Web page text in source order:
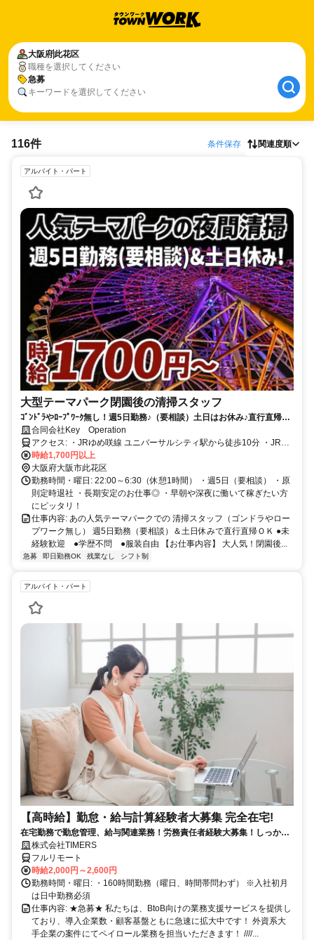
大阪府此花区
職種を選択してください
急募
キーワードを選択してください
116件 条件保存 関連度順
アルバイト・パート
大型テーマパーク閉園後の清掃スタッフ
ｺﾞﾝﾄﾞﾗやﾛｰﾌﾟﾜｰｸ無し！週5日勤務♪（要相談）土日はお休み♪直行直帰Ｏ
Ｋ 合同会社Key Operation
アクセス: ・JRゆめ咲線 ユニバーサルシティ駅から徒歩10分 ・JRゆ
時給1,700円以上
大阪府大阪市此花区
勤務時間・曜日: 22:00～6:30（休憩1時間） ・週5日（要相談） ・原
則定時退社 ・長期安定のお仕事◎ ・早朝や深夜に働いて稼ぎたい方
にピッタリ！
仕事内容: あの人気テーマパークでの 清掃スタッフ（ゴンドラやロー
プワーク無し） 週5日勤務（要相談）＆土日休みで直行直帰ＯＫ ●未
経験歓迎 ●学歴不問 ●服装自由 【お仕事内容】 大人気！閉園後...
急募 即日勤務OK 残業なし シフト制
アルバイト・パート
【高時給】勤怠・給与計算経験者大募集 完全在宅!
在宅勤務で勤怠管理、給与関連業務！労務責任者経験大募集！しっかり
稼ぎたい方、注目！
株式会社TIMERS
フルリモート
時給2,000円～2,600円
勤務時間・曜日: ・160時間勤務（曜日、時間帯問わず） ※入社初月
は日中勤務必須
仕事内容: ★急募★ 私たちは、BtoB向けの業務支援サービスを提供し
ており、導入企業数・顧客基盤ともに急速に拡大中です！ 外資系大
手企業の案件にてペイロール業務を担当いただきます！ ////...